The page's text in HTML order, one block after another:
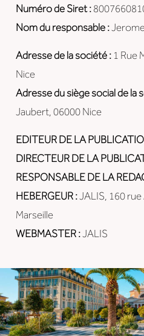
Numéro de Siret :
Nom du responsable :
Adresse de la société :1 Rue
Nice
Adresse du siège social de la
Jaubert, 06000 Nice
EDITEUR DE LA
DIRECTEUR DE LA
RESPONSABLE DE LA
HEBERGEUR :JALIS, 160
Marseille
WEBMASTER :JALIS